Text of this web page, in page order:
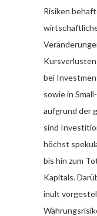
Risiken
bei
sowie in
aufgrund der
sind
höchst
bis hin zum
Kapitals.
inult